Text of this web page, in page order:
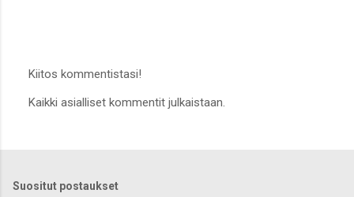
ä
o
Kiitos kommentistasi!
Kaikki asialliset kommentit julkaistaan.
Suositut postaukset